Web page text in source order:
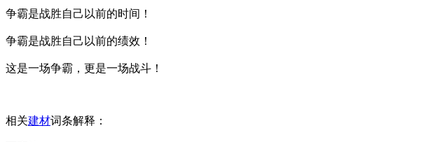
争霸是战胜自己以前的时间！
争霸是战胜自己以前的绩效！
这是一场争霸，更是一场战斗！
相关建材词条解释：